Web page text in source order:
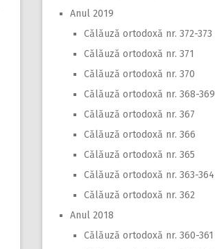
Anul 2019
Călăuză ortodoxă nr. 372-373
Călăuză ortodoxă nr. 371
Călăuză ortodoxă nr. 370
Călăuză ortodoxă nr. 368-369
Călăuză ortodoxă nr. 367
Călăuză ortodoxă nr. 366
Călăuză ortodoxă nr. 365
Călăuză ortodoxă nr. 363-364
Călăuză ortodoxă nr. 362
Anul 2018
Călăuză ortodoxă nr. 360-361